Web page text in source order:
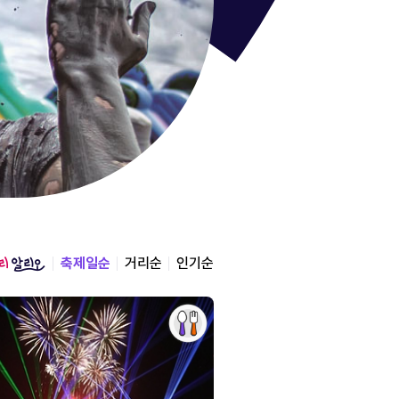
통영한
축제일순 거리순 인기순